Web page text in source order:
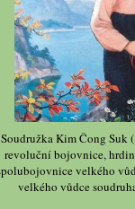
Soudružka Kim Čong Suk
revoluční bojovnice,
velkého
velkého vůdce